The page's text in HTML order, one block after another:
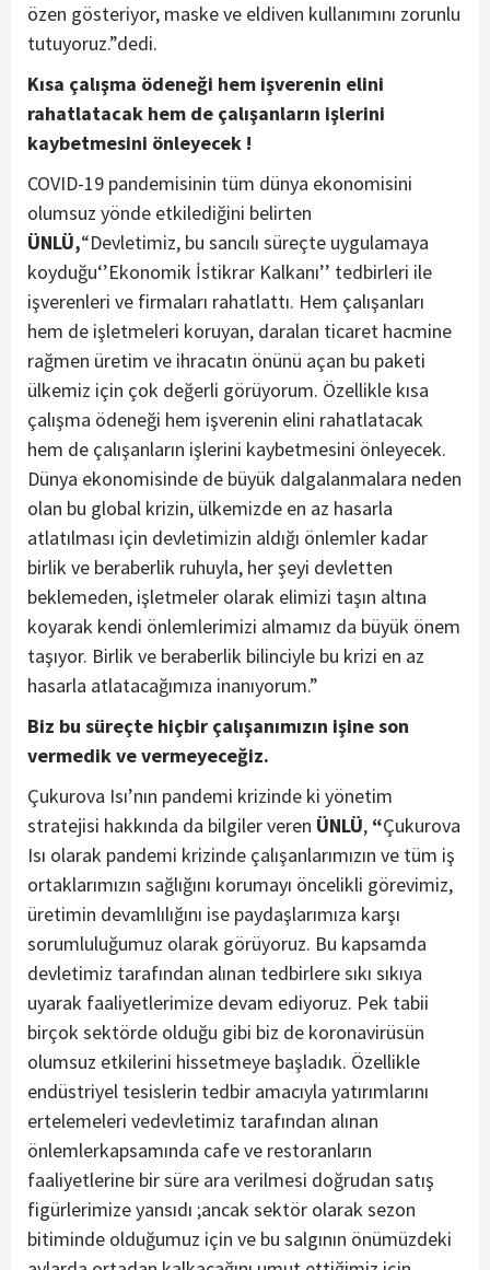
özen gösteriyor, maske ve eldiven kullanımını zorunlu
tutuyoruz.”dedi.
Kısa çalışma ödeneği hem işverenin elini
rahatlatacak hem de çalışanların işlerini
kaybetmesini önleyecek !
COVID-19 pandemisinin tüm dünya ekonomisini
olumsuz yönde etkilediğini belirten
ÜNLÜ,“Devletimiz, bu sancılı süreçte uygulamaya
koyduğu‘’Ekonomik İstikrar Kalkanı’’ tedbirleri ile
işverenleri ve firmaları rahatlattı. Hem çalışanları
hem de işletmeleri koruyan, daralan ticaret hacmine
rağmen üretim ve ihracatın önünü açan bu paketi
ülkemiz için çok değerli görüyorum. Özellikle kısa
çalışma ödeneği hem işverenin elini rahatlatacak
hem de çalışanların işlerini kaybetmesini önleyecek.
Dünya ekonomisinde de büyük dalgalanmalara neden
olan bu global krizin, ülkemizde en az hasarla
atlatılması için devletimizin aldığı önlemler kadar
birlik ve beraberlik ruhuyla, her şeyi devletten
beklemeden, işletmeler olarak elimizi taşın altına
koyarak kendi önlemlerimizi almamız da büyük önem
taşıyor. Birlik ve beraberlik bilinciyle bu krizi en az
hasarla atlatacağımıza inanıyorum.”
Biz bu süreçte hiçbir çalışanımızın işine son
vermedik ve vermeyeceğiz.
Çukurova Isı’nın pandemi krizinde ki yönetim
stratejisi hakkında da bilgiler veren ÜNLÜ, “Çukurova
Isı olarak pandemi krizinde çalışanlarımızın ve tüm iş
ortaklarımızın sağlığını korumayı öncelikli görevimiz,
üretimin devamlılığını ise paydaşlarımıza karşı
sorumluluğumuz olarak görüyoruz. Bu kapsamda
devletimiz tarafından alınan tedbirlere sıkı sıkıya
uyarak faaliyetlerimize devam ediyoruz. Pek tabii
birçok sektörde olduğu gibi biz de koronavirüsün
olumsuz etkilerini hissetmeye başladık. Özellikle
endüstriyel tesislerin tedbir amacıyla yatırımlarını
ertelemeleri vedevletimiz tarafından alınan
önlemlerkapsamında cafe ve restoranların
faaliyetlerine bir süre ara verilmesi doğrudan satış
figürlerimize yansıdı ;ancak sektör olarak sezon
bitiminde olduğumuz için ve bu salgının önümüzdeki